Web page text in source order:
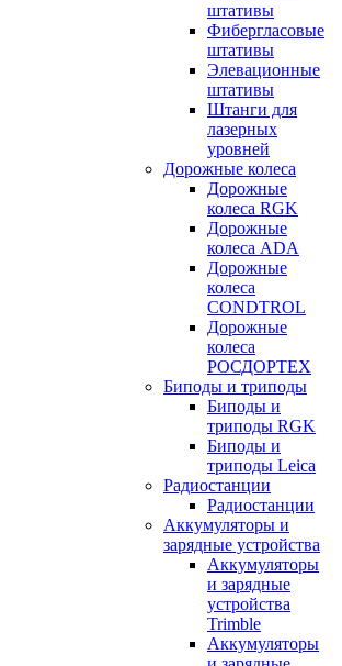
штативы
Фибергласовые
штативы
Элевационные
штативы
Штанги для
лазерных
уровней
Дорожные колеса
Дорожные
колеса RGK
Дорожные
колеса ADA
Дорожные
колеса
CONDTROL
Дорожные
колеса
РОСДОРТЕХ
Биподы и триподы
Биподы и
триподы RGK
Биподы и
триподы Leica
Радиостанции
Радиостанции
Аккумуляторы и
зарядные устройства
Аккумуляторы
и зарядные
устройства
Trimble
Аккумуляторы